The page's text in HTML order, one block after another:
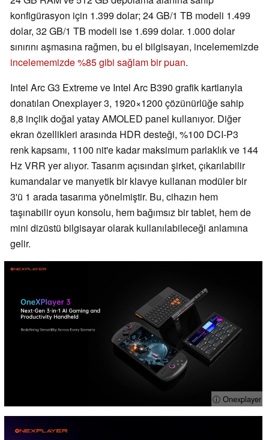
konfigürasyon için 1.399 dolar; 24 GB/1 TB modeli 1.499
dolar, 32 GB/1 TB modeli ise 1.699 dolar. 1.000 dolar
sınırını aşmasına rağmen, bu el bilgisayarı, incelememizde
incelememizde %85 gibi sağlam bir puan.
Intel Arc G3 Extreme ve Intel Arc B390 grafik kartlarıyla
donatılan Onexplayer 3, 1920×1200 çözünürlüğe sahip
8,8 inçlik doğal yatay AMOLED panel kullanıyor. Diğer
ekran özellikleri arasında HDR desteği, %100 DCI-P3
renk kapsamı, 1100 nit'e kadar maksimum parlaklık ve 144
Hz VRR yer alıyor. Tasarım açısından şirket, çıkarılabilir
kumandalar ve manyetik bir klavye kullanan modüler bir
3'ü 1 arada tasarıma yönelmiştir. Bu, cihazın hem
taşınabilir oyun konsolu, hem bağımsız bir tablet, hem de
mini dizüstü bilgisayar olarak kullanılabileceği anlamına
gelir.
ⓘ Onexplayer